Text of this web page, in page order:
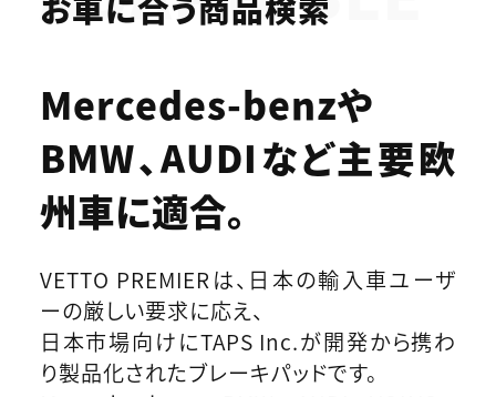
Mercedes-benzや
BMW、AUDIなど主要欧
州車に適合。
VETTO PREMIERは、日本の輸入車ユーザ
ーの厳しい要求に応え、
日本市場向けにTAPS Inc.が開発から携わ
り製品化されたブレーキパッドです。